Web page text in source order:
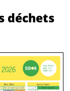
déchets